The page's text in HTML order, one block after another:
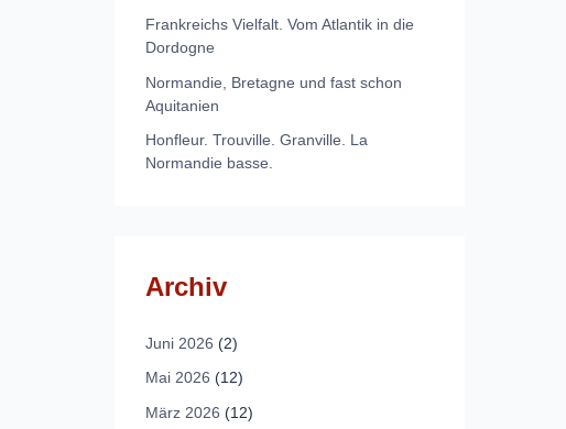
Frankreichs Vielfalt. Vom Atlantik in die
Dordogne
Normandie, Bretagne und fast schon
Aquitanien
Honfleur. Trouville. Granville. La
Normandie basse.
Archiv
Juni 2026 (2)
Mai 2026 (12)
März 2026 (12)